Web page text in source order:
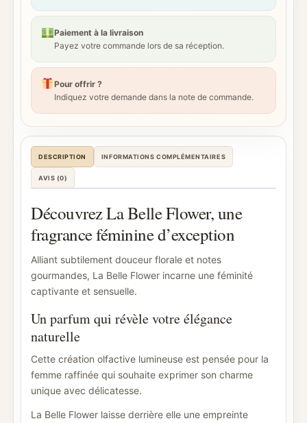
Paiement à la livraison
Payez votre commande lors de sa réception.
Pour offrir ?
Indiquez votre demande dans la note de commande.
DESCRIPTION INFORMATIONS COMPLÉMENTAIRES
AVIS (0)
Découvrez La Belle Flower, une
fragrance féminine d’exception
Alliant subtilement douceur florale et notes
gourmandes, La Belle Flower incarne une féminité
captivante et sensuelle.
Un parfum qui révèle votre élégance
naturelle
Cette création olfactive lumineuse est pensée pour la
femme raffinée qui souhaite exprimer son charme
unique avec délicatesse.
La Belle Flower laisse derrière elle une empreinte